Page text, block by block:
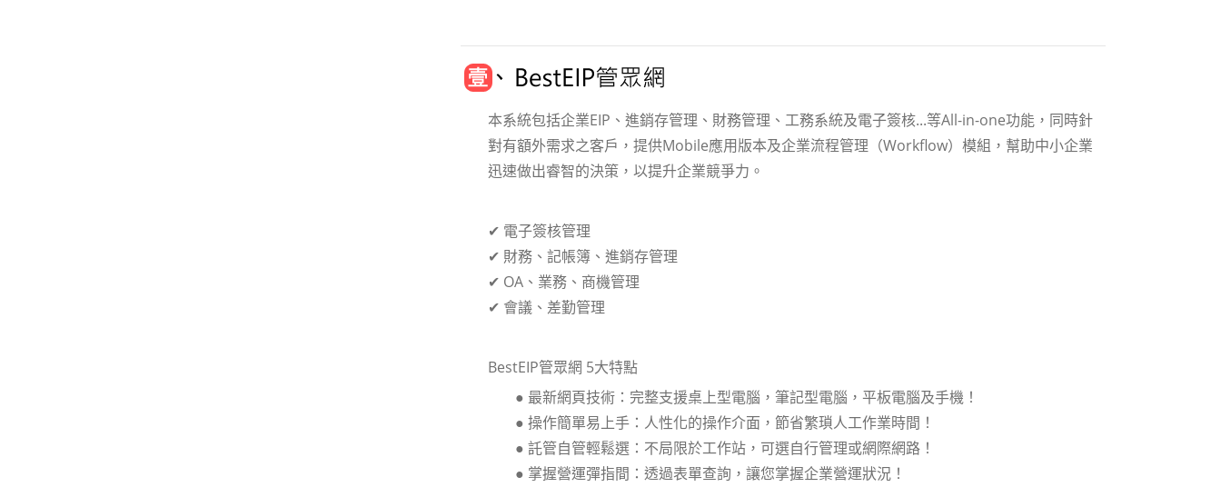
本系統包括企業EIP、進銷存管理、財務管理、工務系統及電子簽核...等All-in-one功能，同時針
對有額外需求之客戶，提供Mobile應用版本及企業流程管理（Workflow）模組，幫助中小企業
迅速做出睿智的決策，以提升企業競爭力。
✔ 電子簽核管理
✔ 財務、記帳簿、進銷存管理
✔ OA、業務、商機管理
✔ 會議、差勤管理
BestEIP管眾網 5大特點
● 最新網頁技術：完整支援桌上型電腦，筆記型電腦，平板電腦及手機！
● 操作簡單易上手：人性化的操作介面，節省繁瑣人工作業時間！
● 託管自管輕鬆選：不局限於工作站，可選自行管理或網際網路！
● 掌握營運彈指間：透過表單查詢，讓您掌握企業營運狀況！